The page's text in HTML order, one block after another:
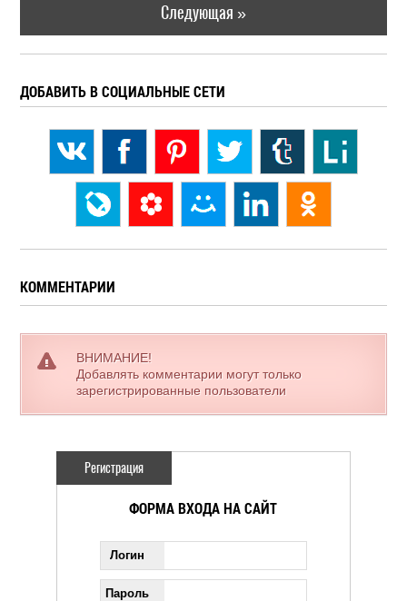
Следующая »
ДОБАВИТЬ В СОЦИАЛЬНЫЕ СЕТИ
КОММЕНТАРИИ
ВНИМАНИЕ!
Добавлять комментарии могут только
зарегистрированные пользователи
Регистрация
ФОРМА ВХОДА НА САЙТ
Логин
Пароль